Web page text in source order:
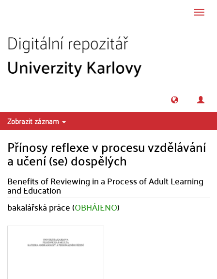
Zobrazit záznam
Přínosy reflexe v procesu vzdělávání
a učení (se) dospělých
Benefits of Reviewing in a Process of Adult Learning
and Education
bakalářská práce (OBHÁJENO)